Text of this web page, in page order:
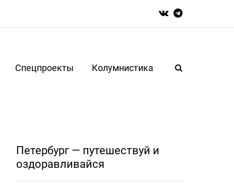
Спецпроекты Колумнистика
Петербург — путешествуй и
оздоравливайся